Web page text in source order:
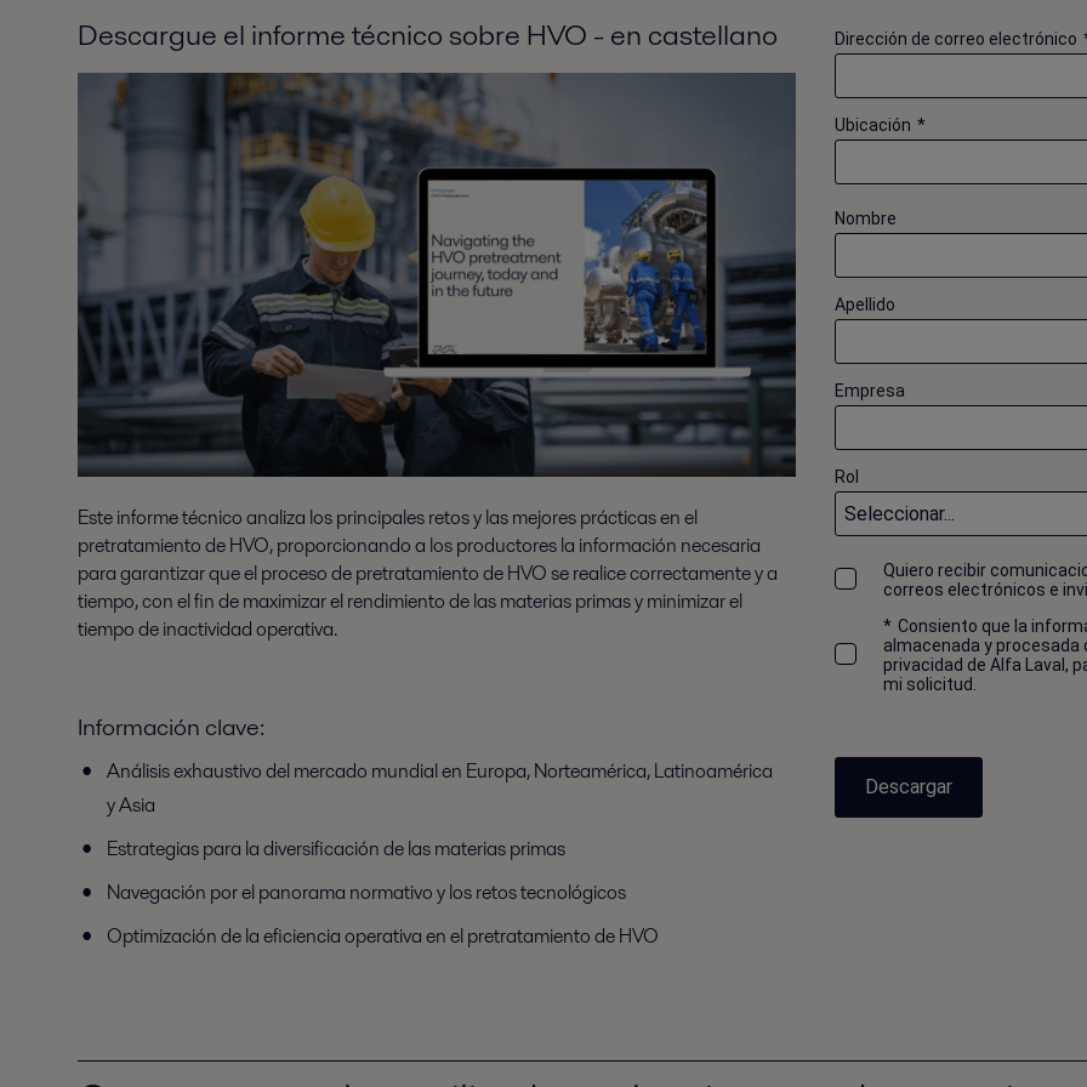
Descargue el informe técnico sobre HVO - en castellano
Este informe técnico analiza los principales retos y las mejores prácticas en el
pretratamiento de HVO, proporcionando a los productores la información necesaria
para garantizar que el proceso de pretratamiento de HVO se realice correctamente y a
tiempo, con el fin de maximizar el rendimiento de las materias primas y minimizar el
tiempo de inactividad operativa.
Información clave:
Análisis exhaustivo del mercado mundial en Europa, Norteamérica, Latinoamérica
y Asia
Estrategias para la diversificación de las materias primas
Navegación por el panorama normativo y los retos tecnológicos
Optimización de la eficiencia operativa en el pretratamiento de HVO
Dirección de correo electrónico
*
Ubicación
Nombre
Apellido
Empresa
Rol
Quiero recibir
correos electrónicos e
* Consiento que la
almacenada y procesada
privacidad de Alfa Laval,
mi solicitud.
Descargar